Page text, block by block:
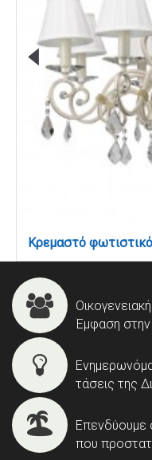
Έμφαση
τάσεις της
Επενδύουμε
που